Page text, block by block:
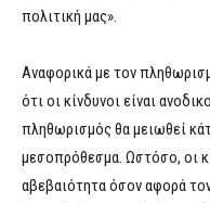
πολιτική μας».
Αναφορικά με τον
ότι οι κίνδυνοι είναι
πληθωρισμός θα μειωθεί
μεσοπρόθεσμα. Ωστόσο, οι
αβεβαιότητα όσον αφορά